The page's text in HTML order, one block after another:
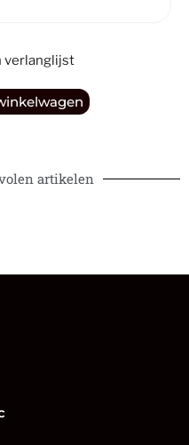
verlanglijst
artikelen